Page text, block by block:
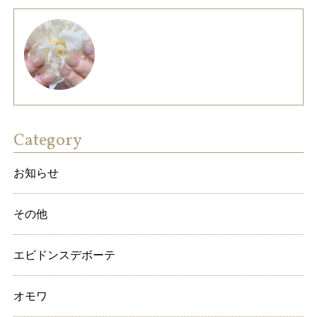
Category
お知らせ
その他
エビドンスデボーテ
オモワ